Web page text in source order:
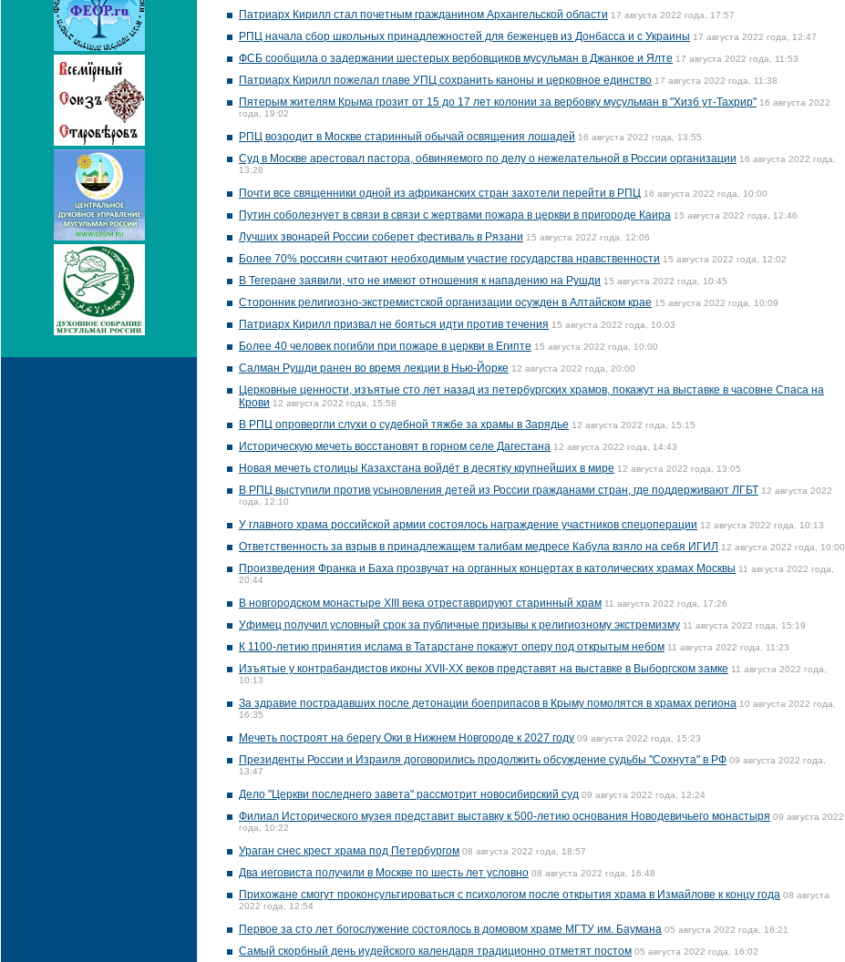
Патриарх Кирилл стал почетным гражданином Архангельской области 17 августа 2022 года, 17:57
РПЦ начала сбор школьных принадлежностей для беженцев из Донбасса и с Украины 17 августа 2022 года, 12:47
ФСБ сообщила о задержании шестерых вербовщиков мусульман в Джанкое и Ялте 17 августа 2022 года, 11:53
Патриарх Кирилл пожелал главе УПЦ сохранить каноны и церковное единство 17 августа 2022 года, 11:38
Пятерым жителям Крыма грозит от 15 до 17 лет колонии за вербовку мусульман в "Хизб ут-Тахрир" 16 августа 2022
года, 19:02
РПЦ возродит в Москве старинный обычай освящения лошадей 16 августа 2022 года, 13:55
Суд в Москве арестовал пастора, обвиняемого по делу о нежелательной в России организации 16 августа 2022 года,
13:28
Почти все священники одной из африканских стран захотели перейти в РПЦ 16 августа 2022 года, 10:00
Путин соболезнует в связи в связи с жертвами пожара в церкви в пригороде Каира 15 августа 2022 года, 12:46
Лучших звонарей России соберет фестиваль в Рязани 15 августа 2022 года, 12:06
Более 70% россиян считают необходимым участие государства нравственности 15 августа 2022 года, 12:02
В Тегеране заявили, что не имеют отношения к нападению на Рушди 15 августа 2022 года, 10:45
Сторонник религиозно-экстремистской организации осужден в Алтайском крае 15 августа 2022 года, 10:09
Патриарх Кирилл призвал не бояться идти против течения 15 августа 2022 года, 10:03
Более 40 человек погибли при пожаре в церкви в Египте 15 августа 2022 года, 10:00
Салман Рушди ранен во время лекции в Нью-Йорке 12 августа 2022 года, 20:00
Церковные ценности, изъятые сто лет назад из петербургских храмов, покажут на выставке в часовне Спаса на
Крови 12 августа 2022 года, 15:58
В РПЦ опровергли слухи о судебной тяжбе за храмы в Зарядье 12 августа 2022 года, 15:15
Историческую мечеть восстановят в горном селе Дагестана 12 августа 2022 года, 14:43
Новая мечеть столицы Казахстана войдёт в десятку крупнейших в мире 12 августа 2022 года, 13:05
В РПЦ выступили против усыновления детей из России гражданами стран, где поддерживают ЛГБТ 12 августа 2022
года, 12:10
У главного храма российской армии состоялось награждение участников спецоперации 12 августа 2022 года, 10:13
Ответственность за взрыв в принадлежащем талибам медресе Кабула взяло на себя ИГИЛ 12 августа 2022 года, 10:00
Произведения Франка и Баха прозвучат на органных концертах в католических храмах Москвы 11 августа 2022 года,
20:44
В новгородском монастыре XIII века отреставрируют старинный храм 11 августа 2022 года, 17:26
Уфимец получил условный срок за публичные призывы к религиозному экстремизму 11 августа 2022 года, 15:19
К 1100-летию принятия ислама в Татарстане покажут оперу под открытым небом 11 августа 2022 года, 11:23
Изъятые у контрабандистов иконы XVII-XX веков представят на выставке в Выборгском замке 11 августа 2022 года,
10:13
За здравие пострадавших после детонации боеприпасов в Крыму помолятся в храмах региона 10 августа 2022 года,
16:35
Мечеть построят на берегу Оки в Нижнем Новгороде к 2027 году 09 августа 2022 года, 15:23
Президенты России и Израиля договорились продолжить обсуждение судьбы "Сохнута" в РФ 09 августа 2022 года,
13:47
Дело "Церкви последнего завета" рассмотрит новосибирский суд 09 августа 2022 года, 12:24
Филиал Исторического музея представит выставку к 500-летию основания Новодевичьего монастыря 09 августа 2022
года, 10:22
Ураган снес крест храма под Петербургом 08 августа 2022 года, 18:57
Два иеговиста получили в Москве по шесть лет условно 08 августа 2022 года, 16:48
Прихожане смогут проконсультироваться с психологом после открытия храма в Измайлове к концу года 08 августа
2022 года, 12:54
Первое за сто лет богослужение состоялось в домовом храме МГТУ им. Баумана 05 августа 2022 года, 16:21
Самый скорбный день иудейского календаря традиционно отметят постом 05 августа 2022 года, 16:02